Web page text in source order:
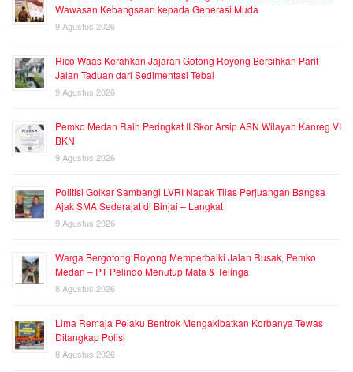
Wawasan Kebangsaan kepada Generasi Muda
9 Agustus 2026
Rico Waas Kerahkan Jajaran Gotong Royong Bersihkan Parit
Jalan Taduan dari Sedimentasi Tebal
9 Agustus 2026
Pemko Medan Raih Peringkat II Skor Arsip ASN Wilayah Kanreg VI
BKN
9 Agustus 2026
Politisi Golkar Sambangi LVRI Napak Tilas Perjuangan Bangsa
Ajak SMA Sederajat di Binjai – Langkat
9 Agustus 2026
Warga Bergotong Royong Memperbaiki Jalan Rusak, Pemko
Medan – PT Pelindo Menutup Mata & Telinga
8 Agustus 2026
Lima Remaja Pelaku Bentrok Mengakibatkan Korbanya Tewas
Ditangkap Polisi
8 Agustus 2026